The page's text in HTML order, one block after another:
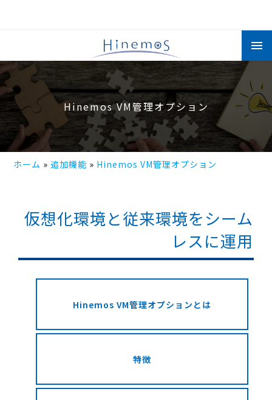
コ
ン
テ
Hinemos VM管理オプション
ホーム 追加機能 Hinemos VM管理オプション
仮想化環境と従来環境をシーム
レスに運用
Hinemos VM管理オプションとは
特徴